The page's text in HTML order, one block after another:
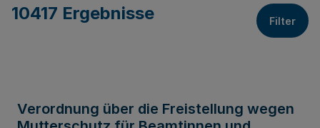
10417 Ergebnisse Filter
Verordnung über die Freistellung wegen